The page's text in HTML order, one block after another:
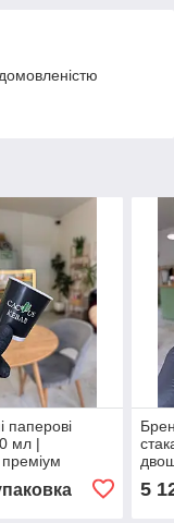
паперові
мл |
(паковання
5